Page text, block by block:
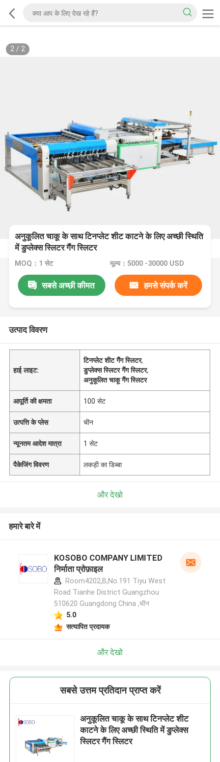
2/ 2
अनुकूलित चाकू के साथ टिनप्लेट शीट काटने के लिए अच्छी स्थिति
में डुप्लेक्स स्लिटर गैंग स्लिटर
MOQ：1 सेट मूल्य：5000 -30000 USD
सबसे अच्छी कीमत हमसे संपर्क करें
उत्पाद विवरण
हाई लाइट:
टिनप्लेट शीट गैंग स्लिटर,
डुप्लेक्स स्लिटर गैंग स्लिटर,
अनुकूलित चाकू गैंग स्लिटर
आपूर्ति की क्षमता 100 सेट
उत्पत्ति के प्लेस चीन
न्यूनतम आदेश मात्रा 1 सेट
पैकेजिंग विवरण लकड़ी का डिब्बा
और देखो
हमारे बारे में
KOSOBO COMPANY LIMITED
निर्माता प्रोफ़ाइल
Room4202,B,No.191 Tiyu West
Road Tianhe District Guangzhou
510620 Guangdong China ,चीन
5.0
सत्यापित प्रदायक
और देखो
सबसे उत्तम प्रतिदान प्राप्त करें
अनुकूलित चाकू के साथ टिनप्लेट शीट
काटने के लिए अच्छी स्थिति में डुप्लेक्स
स्लिटर गैंग स्लिटर